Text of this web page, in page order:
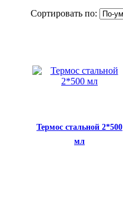
Сортировать по:
Термос стальной 2*500
мл